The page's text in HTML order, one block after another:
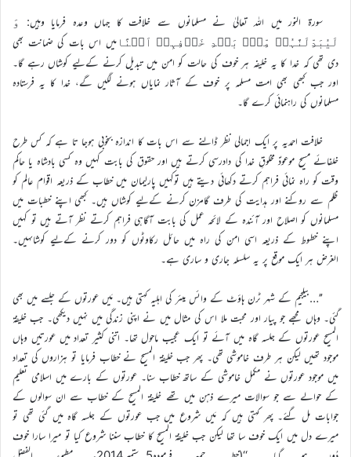
سورة النور میں اللہ تعالیٰ نے مسلمانوں سے خلافت کا جہاں وعدہ فرمایا وہیں:
وَ
لَیُبَدِّلَنَّہُمۡ مِّنۡۢ بَعۡدِ خَوۡفِہِمۡ اَمۡنًامیں اس بات کی ضمانت بھی
دی تھی کہ خدا کا یہ خلیفہ ہر خوف کی حالت کو امن میں تبدیل کرنے کےلیے کوشاں رہے گا۔
اور جب کبھی بھی امت مسلمہ پر خوف کے آثار نمایاں ہونے لگیں گے، خدا کا یہ فرستادہ
مسلمانوں کی راہنمائی کرے گا۔
خلافت احمدیہ پر ایک اجمالی نظر ڈالنے سے اس بات کا اندازہ بخوبی ہوجا تا ہے کہ کس طرح
خلفائے مسیح موعودؑ مخلوقِ خدا کی دادرسی کرتے ہیں اور حقوق کی بابت کہیں وہ کسی بادشاہ یا حاکم
وقت کو راہ نمائی فراہم کرتے دکھائی دیتے ہیں توکہیں پارلیمان میں خطاب کے ذریعہ اقوام عالم کو
ظلم سے روکنے اور ہدایت کی طرف گامزن کرنے کےلیے کوشاں ہیں۔ کبھی اپنے خطبات میں
مسلمانوں کو اصلاح اور آئندہ کے لائحہ عمل کی بابت آگاہی فراہم کرتے نظر آتے ہیں تو کہیں
اپنے خطوط کے ذریعہ اسی امن کی راہ میں حائل رکاوٹوں کو دور کرنے کےلیے کوشاںہیں۔
الغرض ہر ایک موقع پر یہ سلسلہ جاری و ساری ہے۔
’’…بیلجیم کے شہر ٹرن ہاؤٹ کے وائس میئر کی اہلیہ کہتی ہیں۔ مَیں عورتوں کے جلسے میں بھی
گئی۔ وہاں مجھے جو پیار اور محبت ملا اس کی مثال میں نے اپنی زندگی میں نہیں دیکھی۔ جب خلیفۃ
المسیح عورتوں کے جلسہ گاہ میں آئے تو ایک عجیب ماحول تھا۔ اتنی کثیر تعداد میں عورتیں وہاں
موجود تھیں لیکن ہر طرف خاموشی تھی۔ پھر جب خلیفۃ المسیح نے خطاب فرمایا تو ہزاروں کی تعداد
میں موجود عورتوں نے مکمل خاموشی کے ساتھ خطاب سنا۔ عورتوں کے بارے میں اسلامی تعلیم
کے حوالے سے جو سوالات میرے ذہن میں تھے خلیفۃ المسیح کے خطاب سے ان سوالوں کے
جوابات مل گئے۔ پھر کہتی ہیں کہ مَیں شروع میں جب عورتوں کے جلسہ گاہ میں گئی تھی تو
میرے دل میں ایک خوف سا تھا لیکن جب خلیفۃ المسیح کا خطاب سننا شروع کیا تو میرا سارا خوف